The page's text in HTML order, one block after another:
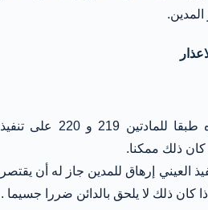
يجبر المدين بعد إعذاره طبقا للمادتين 219 و 220 على تنفيذ
كان ذلك ممكنا.
العيني إرهاق للمدين جاز له أن يقتصر
كان ذلك لا يلحق بالدائن ضررا جسيما .